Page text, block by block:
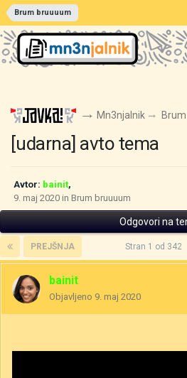
Brum bruuuum
Mn3njalnik
[udarna] avto tema
Avtor: bainit,
9. maj 2020 in Brum bruuuum
Odgovori na
PREJŠNJA Stran 1 od 342
bainit
Objavljeno 9. maj 2020